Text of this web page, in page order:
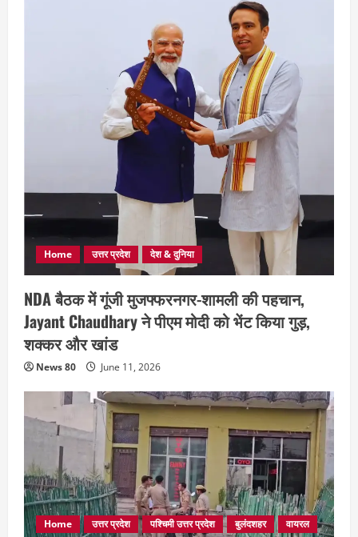
Home उत्तर प्रदेश देश & दुनिया
NDA बैठक में गूंजी मुजफ्फरनगर-शामली की पहचान,
Jayant Chaudhary ने पीएम मोदी को भेंट किया गुड़,
शक्कर और खांड
News 80 June 11, 2026
Home उत्तर प्रदेश पश्चिमी उत्तर प्रदेश बुलंदशहर
वायरल